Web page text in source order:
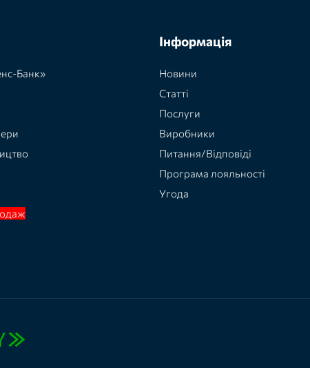
Банк»
Інформація
Новини
Статті
Послуги
Виробники
Питання/Відповіді
Програма лояльності
Угода